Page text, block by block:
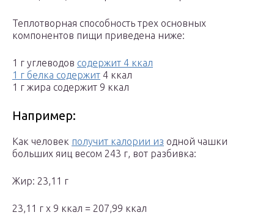
Теплотворная способность трех основных
компонентов пищи приведена ниже:
1 г углеводов содержит 4 ккал
1 г белка содержит 4 ккал
1 г жира содержит 9 ккал
Например:
Как человек получит калории из одной чашки
больших яиц весом 243 г, вот разбивка:
Жир: 23,11 г
23,11 г х 9 ккал = 207,99 ккал